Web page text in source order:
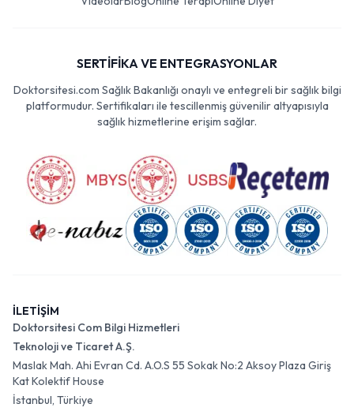
SERTİFİKA VE ENTEGRASYONLAR
Doktorsitesi.com Sağlık Bakanlığı onaylı ve entegreli bir sağlık bilgi
platformudur. Sertifikaları ile tescillenmiş güvenilir altyapısıyla
sağlık hizmetlerine erişim sağlar.
İLETİŞİM
Doktorsitesi Com Bilgi Hizmetleri
Teknoloji ve Ticaret A.Ş.
Maslak Mah. Ahi Evran Cd. A.O.S 55 Sokak No:2 Aksoy Plaza Giriş
Kat Kolektif House
İstanbul, Türkiye